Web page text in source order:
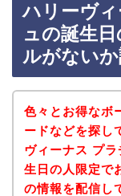
ハリーヴ
ュの誕生
ルがないか
色々とお得なボ
ードなどを探し
ヴィーナス プ
生日の人限定で
の情報を配信し